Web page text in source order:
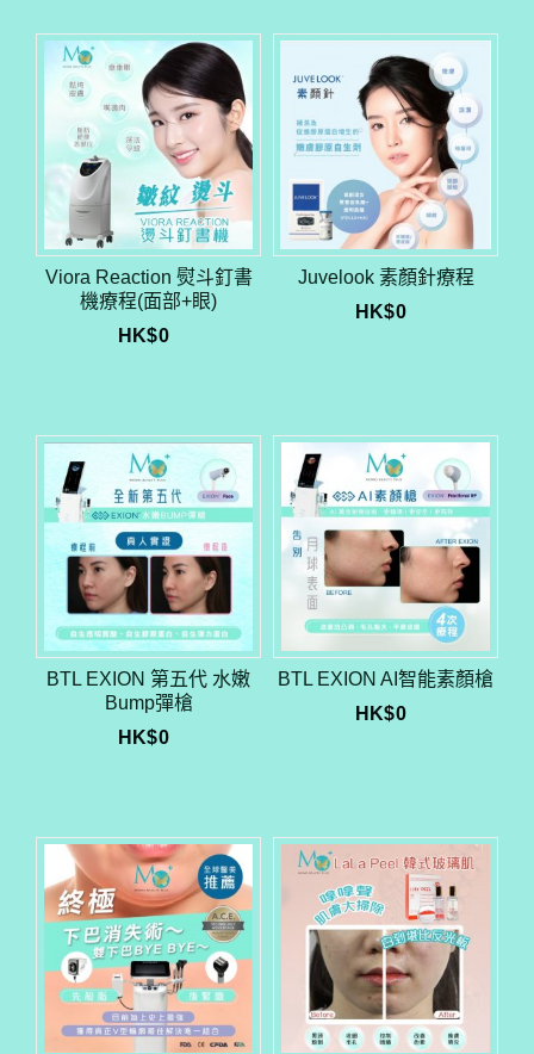
Viora Reaction 熨斗釘書
機療程(面部+眼)
HK$0
Juvelook 素顏針療程
HK$0
BTL EXION 第五代 水嫩
Bump彈槍
HK$0
BTL EXION AI智能素顏槍
HK$0